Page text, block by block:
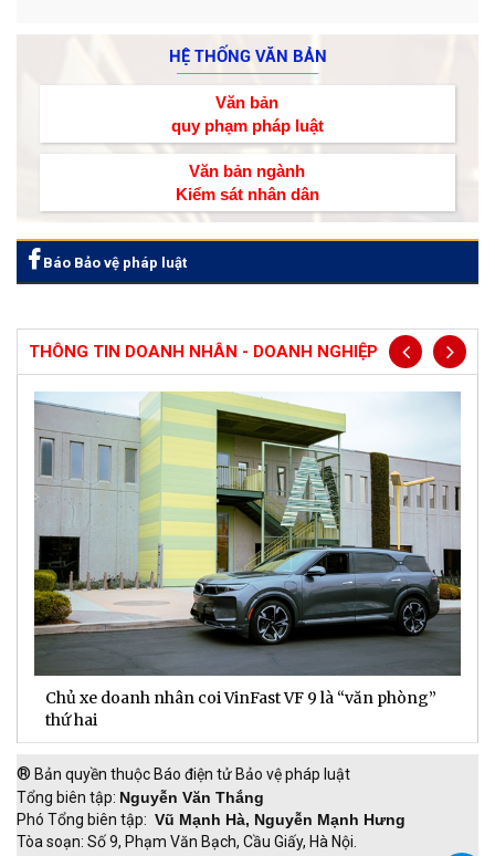
HỆ THỐNG VĂN BẢN
Văn bản
quy phạm pháp luật
Văn bản ngành
Kiểm sát nhân dân
Báo Bảo vệ pháp luật
THÔNG TIN DOANH NHÂN - DOANH NGHIỆP
Chủ xe doanh nhân coi VinFast VF 9 là “văn phòng”
thứ hai
® Bản quyền thuộc Báo điện tử Bảo vệ pháp luật
Tổng biên tập: Nguyễn Văn Thắng
Phó Tổng biên tập: Vũ Mạnh Hà, Nguyễn Mạnh Hưng
Tòa soạn: Số 9, Phạm Văn Bạch, Cầu Giấy, Hà Nội.